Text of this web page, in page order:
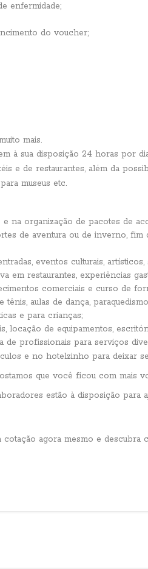
enfermidade;
do voucher;
mais.
à sua disposição 24 horas por
e de restaurantes, além da
museus etc.
na organização de pacotes de
de aventura ou de inverno, fim
eventos culturais, artísticos,
em restaurantes, experiências
comerciais e curso de
aulas de dança,
e para crianças;
locação de equipamentos,
de profissionais para serviços
e no hotelzinho para deixar
que você ficou com mais
estão à disposição para
cotação agora mesmo e